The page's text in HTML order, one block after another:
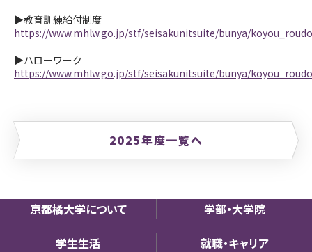
▶教育訓練給付制度
https://www.mhlw.go.jp/stf/seisakunitsuite/bunya/
▶ハローワーク
https://www.mhlw.go.jp/stf/seisakunitsuite/bunya/
2025年度一覧へ
京都橘大学について 学部・大学院
学生生活 就職・キャリア